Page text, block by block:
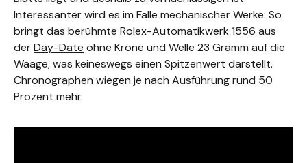
Interessanter wird es im Falle mechanischer Werke: So
bringt das berühmte Rolex-Automatikwerk 1556 aus
derDay-Date ohne Krone und Welle 23 Gramm auf die
Waage, was keineswegs einen Spitzenwert darstellt.
Chronographen wiegen je nach Ausführung rund 50
Prozent mehr.